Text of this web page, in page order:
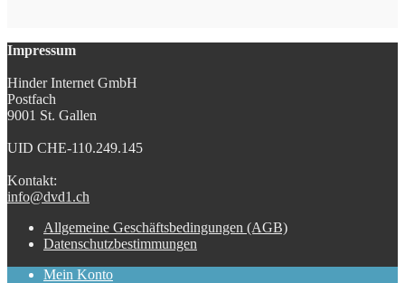
Impressum
Hinder Internet GmbH
Postfach
9001 St. Gallen
UID CHE-110.249.145
Kontakt:
info@dvd1.ch
Allgemeine Geschäftsbedingungen (AGB)
Datenschutzbestimmungen
Mein Konto